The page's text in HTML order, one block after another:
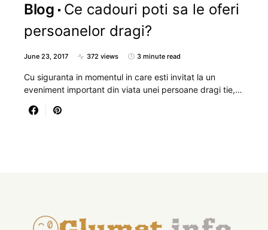
Blog
Ce cadouri poti sa le oferi
persoanelor dragi?
June 23, 2017 372 views 3 minute read
Cu siguranta in momentul in care esti invitat la un
eveniment important din viata unei persoane dragi tie,…